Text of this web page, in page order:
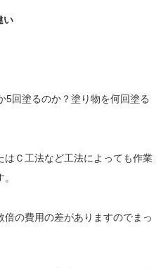
い
5回塗るのか？塗り物を何回塗る
はＣ工法など工法によっても作業
倍の費用の差がありますのでまっ